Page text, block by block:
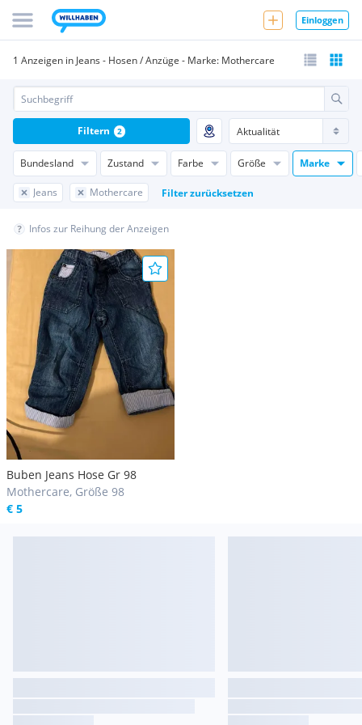
Einloggen
1 Anzeigen in Jeans - Hosen / Anzüge - Marke: Mothercare
Bundesland Zustand Farbe Größe Marke
Jeans Mothercare Filter zurücksetzen
Filtern 2
Infos zur Reihung der Anzeigen
Buben Jeans Hose Gr 98
Mothercare, Größe 98
€ 5